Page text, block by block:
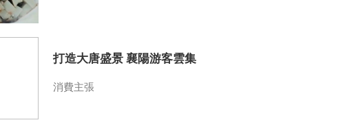
打造大唐盛景 襄陽游客雲集
消費主張